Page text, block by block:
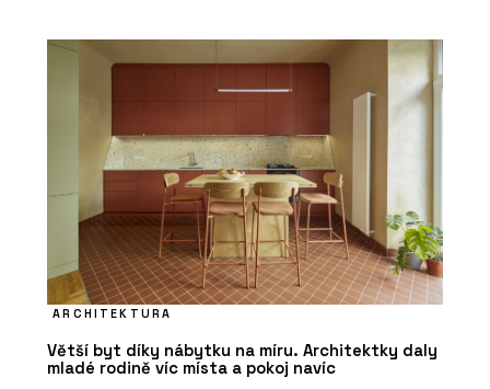
ARCHITEKTURA
Větší byt díky nábytku na míru. Architektky daly
mladé rodině víc místa a pokoj navíc